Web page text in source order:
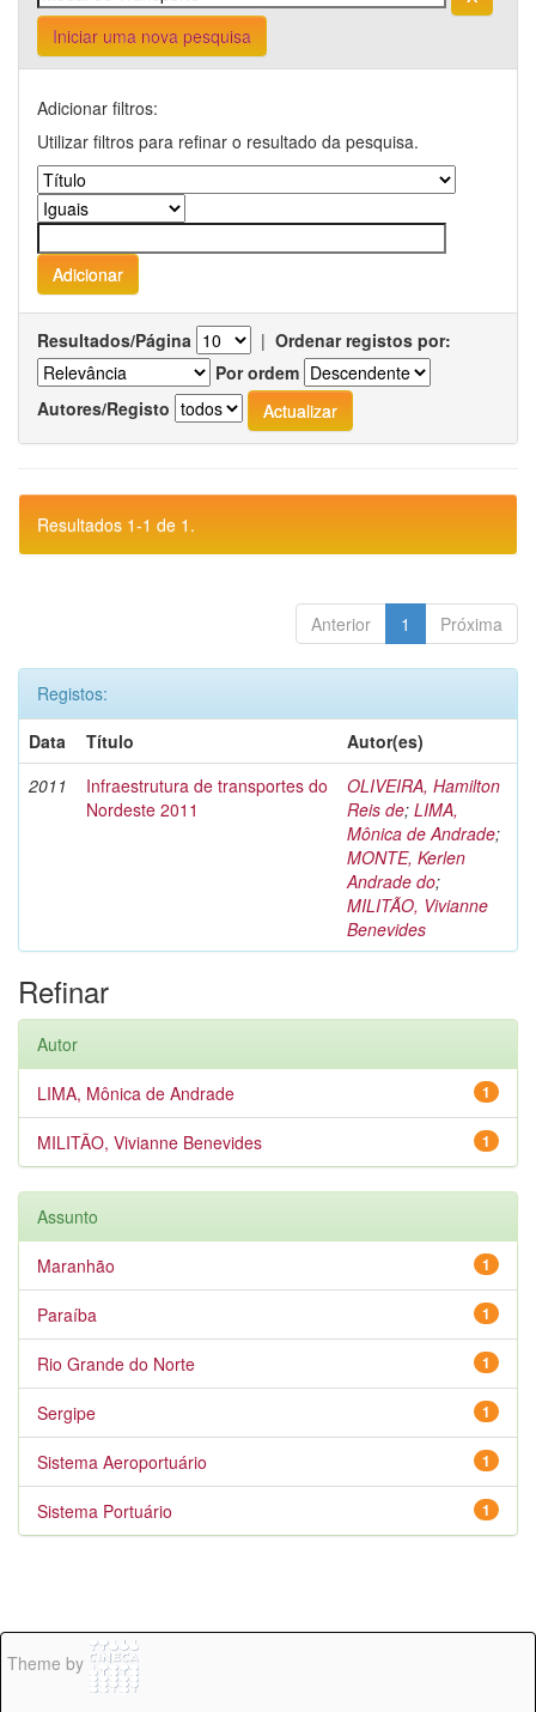
Iniciar uma nova pesquisa
Adicionar filtros:
Utilizar filtros para refinar o resultado da pesquisa.
Resultados/Página | Ordenar registos por:
Por ordem
Autores/Registo
Resultados 1-1 de 1.
Anterior 1 Próxima
Registos:
Data
Título
Autor(es)
2011
Infraestrutura de transportes do
Nordeste 2011
OLIVEIRA, Hamilton
Reis de; LIMA,
Mônica de Andrade;
MONTE, Kerlen
Andrade do;
MILITÃO, Vivianne
Benevides
Refinar
Autor
1
LIMA, Mônica de Andrade
1
MILITÃO, Vivianne Benevides
Assunto
1
Maranhão
1
Paraíba
1
Rio Grande do Norte
1
Sergipe
1
Sistema Aeroportuário
1
Sistema Portuário
Theme by